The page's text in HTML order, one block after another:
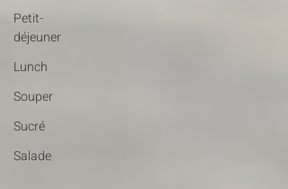
Petit-
déjeuner
Lunch
Souper
Sucré
Salade